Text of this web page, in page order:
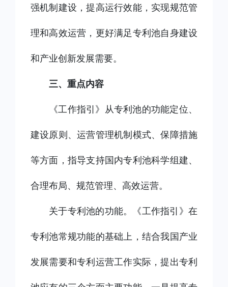
强机制建设，提高运行效能，实现规范管
理和高效运营，更好满足专利池自身建设
和产业创新发展需要。
三、重点内容
《工作指引》从专利池的功能定位、
建设原则、运营管理机制模式、保障措施
等方面，指导支持国内专利池科学组建、
合理布局、规范管理、高效运营。
关于专利池的功能。《工作指引》在
专利池常规功能的基础上，结合我国产业
发展需要和专利运营工作实际，提出专利